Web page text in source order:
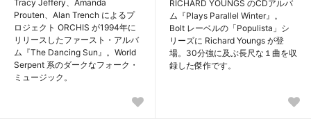
Tracy Jeffery、Amanda
Prouten、Alan Trench によるプ
ロジェクト ORCHIS が1994年に
リリースしたファースト・アルバ
ム『The Dancing Sun』。World
Serpent 系のダークなフォーク・
ミュージック。
RICHARD YOUNGS のCDアルバ
ム『Plays Parallel Winter』。
Bolt レーベルの「Populista」シ
リーズに Richard Youngs が登
場。30分強に及ぶ長尺な１曲を収
録した傑作です。